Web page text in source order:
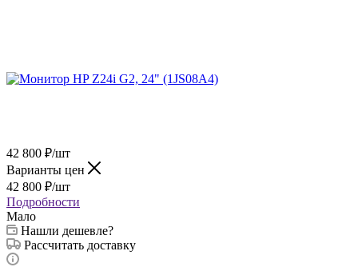
42 800 ₽/шт
Варианты цен
42 800 ₽/шт
Подробности
Мало
Нашли дешевле?
Рассчитать доставку